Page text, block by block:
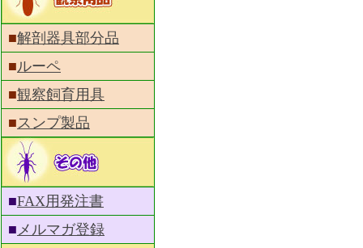
■解剖器具部分品
■ルーペ
■観察飼育用具
■スンプ製品
■FAX用発注書
■メルマガ登録